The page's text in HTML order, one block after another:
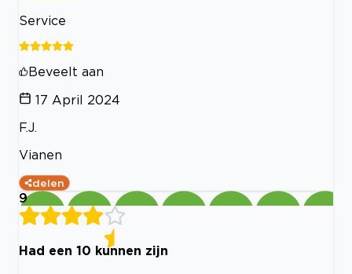
Service
Beveelt aan
17 April 2024
F.J.
Vianen
delen
9
Had een 10 kunnen zijn